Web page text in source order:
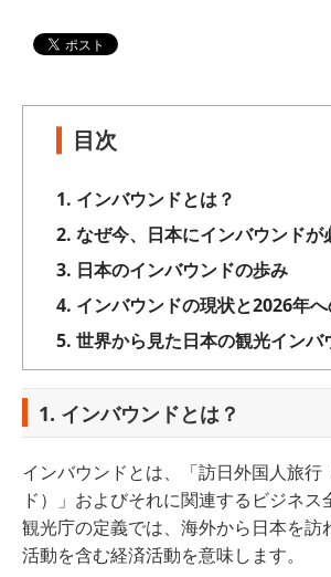
目次
1. インバウンドとは？
2. なぜ今、日本にインバウンドが
3. 日本のインバウンドの歩み
4. インバウンドの現状と2026年
5. 世界から見た日本の観光インバ
1. インバウンドとは？
インバウンドとは、「訪日外国人旅行
ド）」およびそれに関連するビジネス
観光庁の定義では、海外から日本を訪
活動を含む経済活動を意味します。